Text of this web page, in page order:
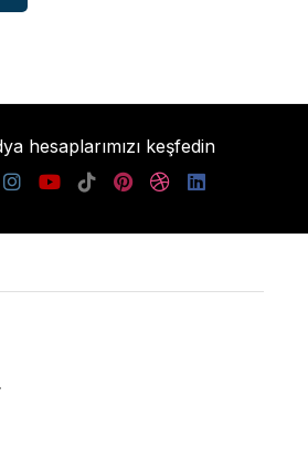
hesaplarımızı keşfedin